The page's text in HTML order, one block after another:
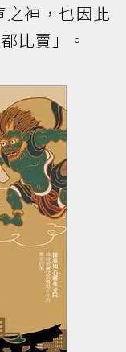
神，也因此
比賣」。